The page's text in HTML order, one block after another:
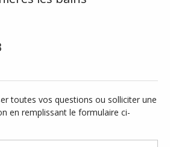
toutes vos questions ou solliciter une
en remplissant le formulaire ci-